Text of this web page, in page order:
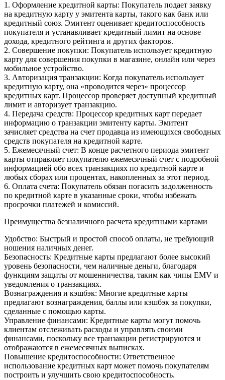
1. Оформление кредитной карты: Покупатель подает заявку
на кредитную карту у эмитента карты, такого как банк или
кредитный союз. Эмитент оценивает кредитоспособность
покупателя и устанавливает кредитный лимит на основе
дохода, кредитного рейтинга и других факторов.
2. Совершение покупки: Покупатель использует кредитную
карту для совершения покупки в магазине, онлайн или через
мобильное устройство.
3. Авторизация транзакции: Когда покупатель использует
кредитную карту, она «проводится через» процессор
кредитных карт. Процессор проверяет доступный кредитный
лимит и авторизует транзакцию.
4. Передача средств: Процессор кредитных карт передает
информацию о транзакции эмитенту карты. Эмитент
зачисляет средства на счет продавца из имеющихся свободных
средств покупателя на кредитной карте.
5. Ежемесячный счет: В конце расчетного периода эмитент
карты отправляет покупателю ежемесячный счет с подробной
информацией обо всех транзакциях по кредитной карте и
любых сборах или процентах, накопленных за этот период.
6. Оплата счета: Покупатель обязан погасить задолженность
по кредитной карте в указанные сроки, чтобы избежать
просрочки платежей и комиссий.
Преимущества безналичного расчета кредитными картами
Удобство: Быстрый и простой способ оплаты, не требующий
ношения наличных денег.
Безопасность: Кредитные карты предлагают более высокий
уровень безопасности, чем наличные деньги, благодаря
функциям защиты от мошенничества, таким как чипы EMV и
уведомления о транзакциях.
Вознаграждения и кэшбэк: Многие кредитные карты
предлагают вознаграждения, баллы или кэшбэк за покупки,
сделанные с помощью карты.
Управление финансами: Кредитные карты могут помочь
клиентам отслеживать расходы и управлять своими
финансами, поскольку все транзакции регистрируются и
отображаются в ежемесячных выписках.
Повышение кредитоспособности: Ответственное
использование кредитных карт может помочь покупателям
построить и улучшить свою кредитоспособность.